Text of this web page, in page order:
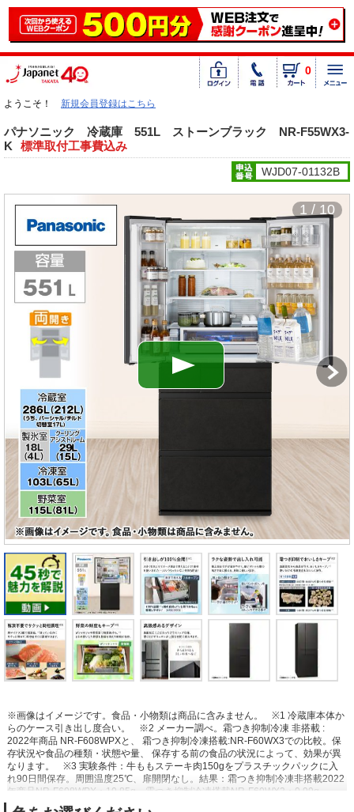
0
ようこそ！ 新規会員登録はこちら
パナソニック 冷蔵庫 551L ストーンブラック NR-F55WX3-
K
標準取付工事費込み
WJD07-01132B
1 / 10
※画像はイメージです。食品・小物類は商品に含みません。
※1 冷蔵庫本体か
らのケース引き出し度合い。
※2 メーカー調べ。霜つき抑制冷凍 非搭載 :
2022年商品 NR-F608WPXと、 霜つき抑制冷凍搭載:NR-F60WX3での比較。保
存状況や食品の種類・状態や量、 保存する前の食品の状況によって、効果が異
なります。
※3 実験条件：牛ももステーキ肉150gをプラスチックパックに入
れ90日間保存。周囲温度25℃、扉開閉なし。結果：霜つき抑制冷凍非搭載2022
年商品NR-F608WPX：10.85g、霜つき抑制冷凍搭載NR-F60WX3：0.99g。
※4 実験条件：牛ももステーキ肉150gをプラスチックパックに入れ14日間保